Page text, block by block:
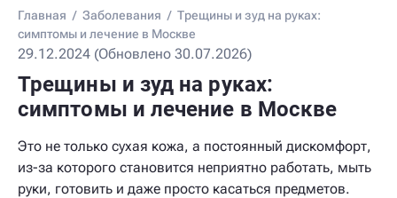
Главная / Заболевания / Трещины и зуд на руках:
симптомы и лечение в Москве
29.12.2024 (Обновлено 30.07.2026)
Трещины и зуд на руках:
симптомы и лечение в Москве
Это не только сухая кожа, а постоянный дискомфорт,
из-за которого становится неприятно работать, мыть
руки, готовить и даже просто касаться предметов.